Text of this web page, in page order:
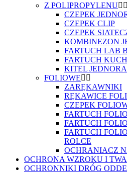
Z POLIPROPYLENU
CZEPEK
CZEPEK CLIP
CZEPEK
KOMBINEZON
FARTUCH LAB
FARTUCH
KITEL
FOLIOWE
ZARĘKAWNIKI
RĘKAWICE
CZEPEK
FARTUCH
FARTUCH
FARTUCH
ROLCE
OCHRANIACZ
OCHRONA WZROKU I
OCHRONNIKI DRÓG